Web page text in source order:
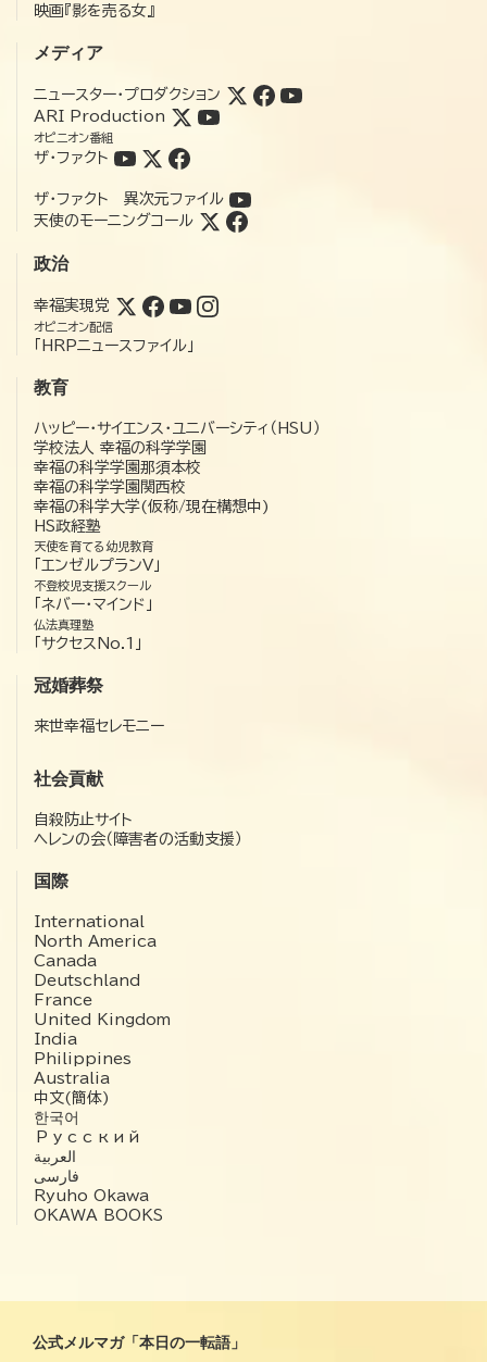
映画『影を売る女』
メディア
ニュースター・プロダクション
ARI Production
オピニオン番組
ザ・ファクト
ザ・ファクト 異次元ファイル
天使のモーニングコール
政治
幸福実現党
オピニオン配信
「HRPニュースファイル」
教育
ハッピー・サイエンス・ユニバーシティ（HSU）
学校法人 幸福の科学学園
幸福の科学学園那須本校
幸福の科学学園関西校
幸福の科学大学(仮称/現在構想中)
HS政経塾
天使を育てる幼児教育
「エンゼルプランV」
不登校児支援スクール
「ネバー・マインド」
仏法真理塾
「サクセスNo.1」
冠婚葬祭
来世幸福セレモニー
社会貢献
自殺防止サイト
ヘレンの会（障害者の活動支援）
国際
International
North America
Canada
Deutschland
France
United Kingdom
India
Philippines
Australia
中文(簡体)
한국어
Русский
العربية‏
فارسی
Ryuho Okawa
OKAWA BOOKS
公式メルマガ「本日の一転語」